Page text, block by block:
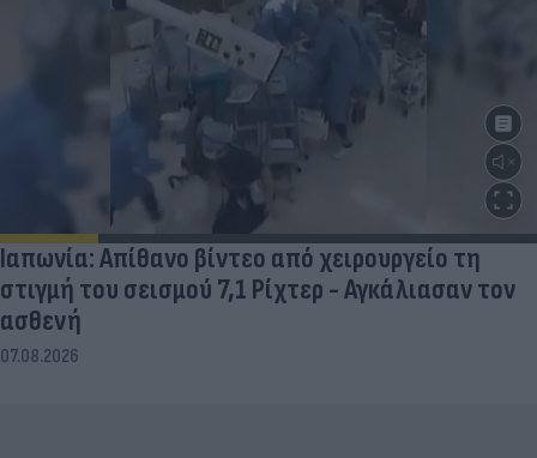
Ιαπωνία: Απίθανο βίντεο από χειρουργείο τη
στιγμή του σεισμού 7,1 Ρίχτερ - Αγκάλιασαν τον
ασθενή
07.08.2026